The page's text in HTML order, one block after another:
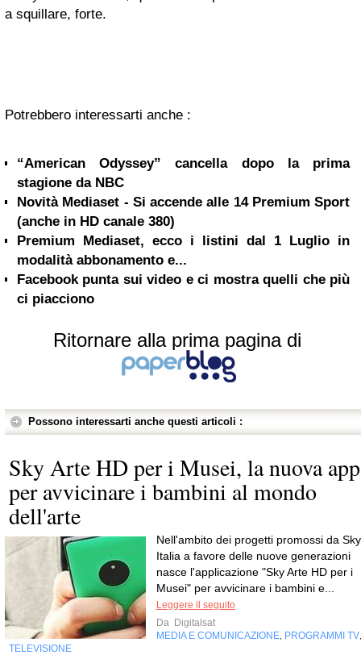
a squillare, forte.
Potrebbero interessarti anche :
“American Odyssey” cancella dopo la prima
stagione da NBC
Novità Mediaset - Si accende alle 14 Premium Sport
(anche in HD canale 380)
Premium Mediaset, ecco i listini dal 1 Luglio in
modalità abbonamento e...
Facebook punta sui video e ci mostra quelli che più
ci piacciono
Ritornare alla prima pagina di
Possono interessarti anche questi articoli :
Sky Arte HD per i Musei, la nuova app
per avvicinare i bambini al mondo
dell'arte
Nell'ambito dei progetti promossi da Sky
Italia a favore delle nuove generazioni
nasce l'applicazione "Sky Arte HD per i
Musei" per avvicinare i bambini e...
Leggere il seguito
Da Digitalsat
MEDIA E COMUNICAZIONE PROGRAMMI TV
TELEVISIONE